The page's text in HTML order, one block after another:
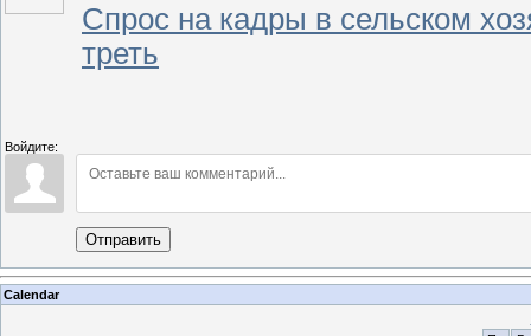
Спрос на кадры в сельском
треть
Войдите:
Отправить
Calendar